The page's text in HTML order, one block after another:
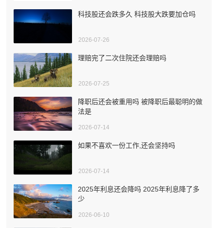
科技股还会跌多久 科技股大跌要加仓吗
2026-07-26
理赔完了二次住院还会理赔吗
2026-07-25
降职后还会被重用吗 被降职后最聪明的做
法是
2026-07-14
如果不喜欢一份工作,还会坚持吗
2026-07-14
2025年利息还会降吗 2025年利息降了多
少
2026-06-10